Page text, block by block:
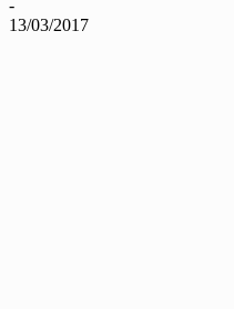
-
13/03/2017